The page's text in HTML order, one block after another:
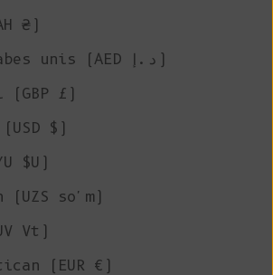
₴)
Émirats arabes unis (AED د.إ)
(GBP £)
$)
$U)
(UZS so'm)
Vt)
(EUR €)